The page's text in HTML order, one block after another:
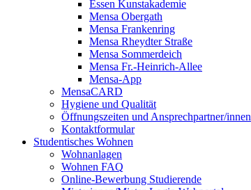
Essen Kunstakademie
Mensa Obergath
Mensa Frankenring
Mensa Rheydter Straße
Mensa Sommerdeich
Mensa Fr.-Heinrich-Allee
Mensa-App
MensaCARD
Hygiene und Qualität
Öffnungszeiten und Ansprechpartner/innen
Kontaktformular
Studentisches Wohnen
Wohnanlagen
Wohnen FAQ
Online-Bewerbung Studierende